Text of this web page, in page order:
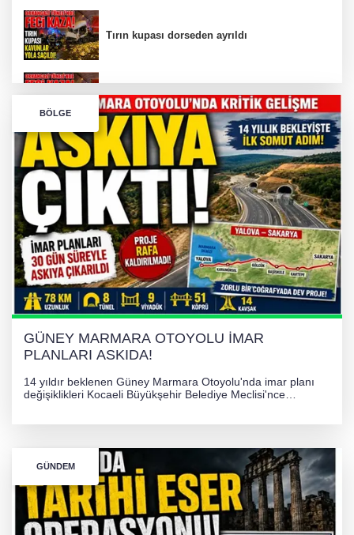
Tırın kupası dorseden ayrıldı
Bursa’da Orhangazi Tüneli’nde feci kaza:
İHRACAT REKORU VAR, PEKİ EMEĞİN
KARŞILIĞI NEREDE?
TONAMİ KÖPRÜSÜ'NDE PANİK!
GÜNEY MARMARA OTOYOLU İMAR
PLANLARI ASKIDA!
BÖLGE
GÜNEY MARMARA OTOYOLU İMAR
PLANLARI ASKIDA!
14 yıldır beklenen Güney Marmara Otoyolu'nda imar planı
değişiklikleri Kocaeli Büyükşehir Belediye Meclisi'nce
GÜNDEM